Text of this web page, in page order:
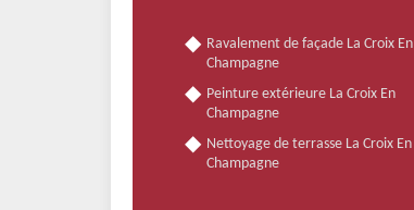
Ravalement de façade La Croix En
Champagne
Peinture extérieure La Croix En
Champagne
Nettoyage de terrasse La Croix En
Champagne